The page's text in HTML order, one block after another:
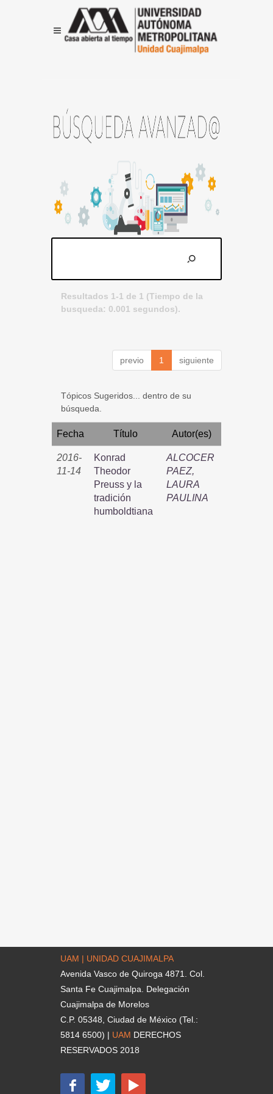
Resultados 1-1 de 1 (Tiempo de la
busqueda: 0.001 segundos).
previo 1 siguiente
Tópicos Sugeridos... dentro de su
búsqueda.
Fecha Título Autor(es)
2016-
11-14
Konrad
Theodor
Preuss y la
tradición
humboldtiana
ALCOCER
PAEZ,
LAURA
PAULINA
UAM | UNIDAD CUAJIMALPA
Avenida Vasco de Quiroga 4871. Col.
Santa Fe Cuajimalpa. Delegación
Cuajimalpa de Morelos
C.P. 05348, Ciudad de México (Tel.:
5814 6500) | UAM DERECHOS
RESERVADOS 2018